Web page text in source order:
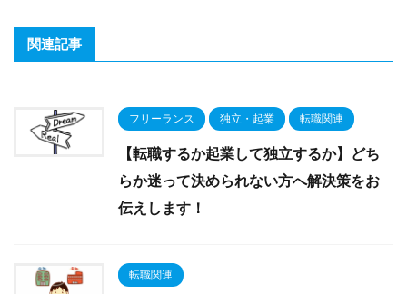
関連記事
フリーランス 独立・起業 転職関連
【転職するか起業して独立するか】どち
らか迷って決められない方へ解決策をお
伝えします！
転職関連